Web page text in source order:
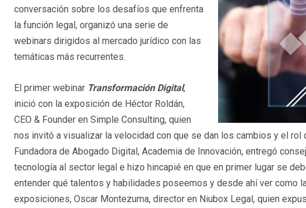
conversación sobre los desafíos que enfrenta
la función legal, organizó una serie de
webinars dirigidos al mercado jurídico con las
temáticas más recurrentes.
El primer webinar Transformación Digital,
inició con la exposición de Héctor Roldán,
CEO & Founder en Simple Consulting, quien
nos invitó a visualizar la velocidad con que se dan los cambios y el rol
Fundadora de Abogado Digital, Academia de Innovación, entregó
tecnología al sector legal e hizo hincapié en que en primer lugar se
entender qué talentos y habilidades poseemos y desde ahí ver como
exposiciones, Oscar Montezuma, director en Niubox Legal, quien